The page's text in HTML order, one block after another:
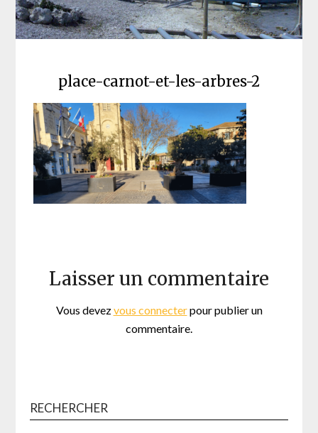
place-carnot-et-les-arbres-2
Laisser un commentaire
Vous devezvous connecterpour publier un
commentaire.
RECHERCHER